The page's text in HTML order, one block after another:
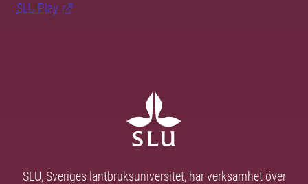
SLU Play
SLU, Sveriges lantbruksuniversitet, har verksamhet över